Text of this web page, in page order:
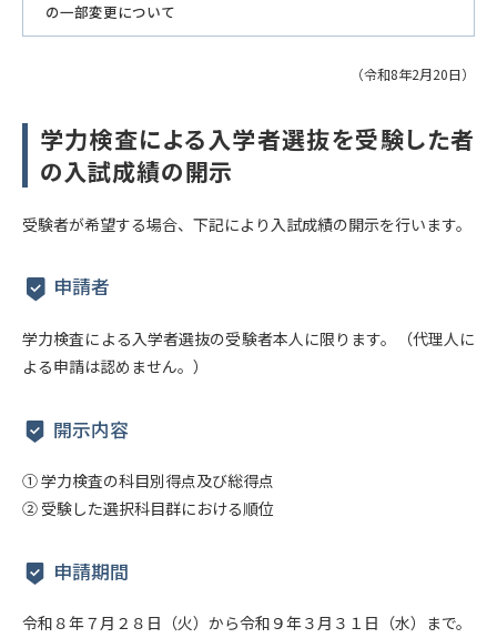
の一部変更について
（令和8年2月20日）
学力検査による入学者選抜を受験した者
の入試成績の開示
受験者が希望する場合、下記により入試成績の開示を行います。
申請者
学力検査による入学者選抜の受験者本人に限ります。（代理人に
よる申請は認めません。）
開示内容
① 学力検査の科目別得点及び総得点
② 受験した選択科目群における順位
申請期間
令和８年７月２８日（火）から令和９年３月３１日（水）まで。